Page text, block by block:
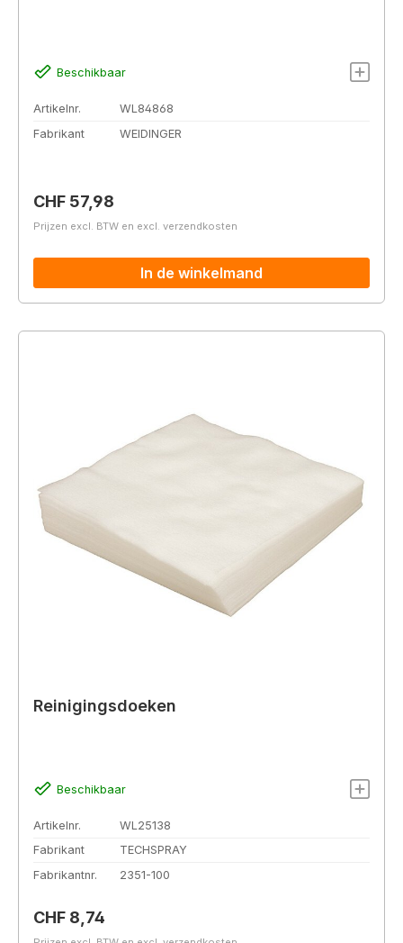
Beschikbaar
Artikelnr.
WL84868
Fabrikant
WEIDINGER
Normale prijs:
CHF 57,98
Prijzen excl. BTW en excl. verzendkosten
In de winkelmand
Reinigingsdoeken
Beschikbaar
Artikelnr.
WL25138
Fabrikant
TECHSPRAY
Fabrikantnr.
2351-100
Normale prijs:
CHF 8,74